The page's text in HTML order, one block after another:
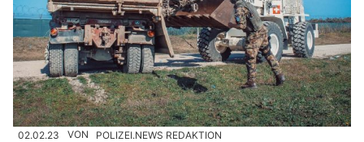
02.02.23 VON POLIZEI.NEWS REDAKTION